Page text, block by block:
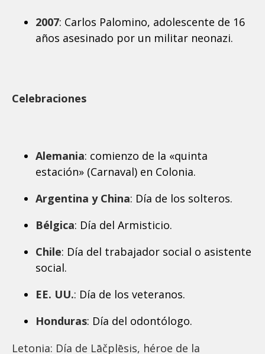
2007: Carlos Palomino, adolescente de 16
años asesinado por un militar neonazi.
Celebraciones
Alemania: comienzo de la «quinta
estación» (Carnaval) en Colonia.
Argentina y China: Día de los solteros.
Bélgica: Día del Armisticio.
Chile: Día del trabajador social o asistente
social.
EE. UU.: Día de los veteranos.
Honduras: Día del odontólogo.
Letonia: Día de Lāčplēsis, héroe de la